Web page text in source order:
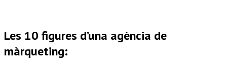
Les 10 figures d’una agència de
màrqueting: